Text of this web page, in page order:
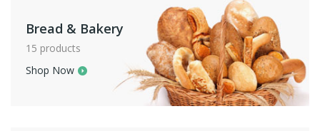
Bread & Bakery
15 products
Shop Now